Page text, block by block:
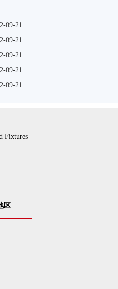
09-21
09-21
09-21
09-21
09-21
Fixtures
区